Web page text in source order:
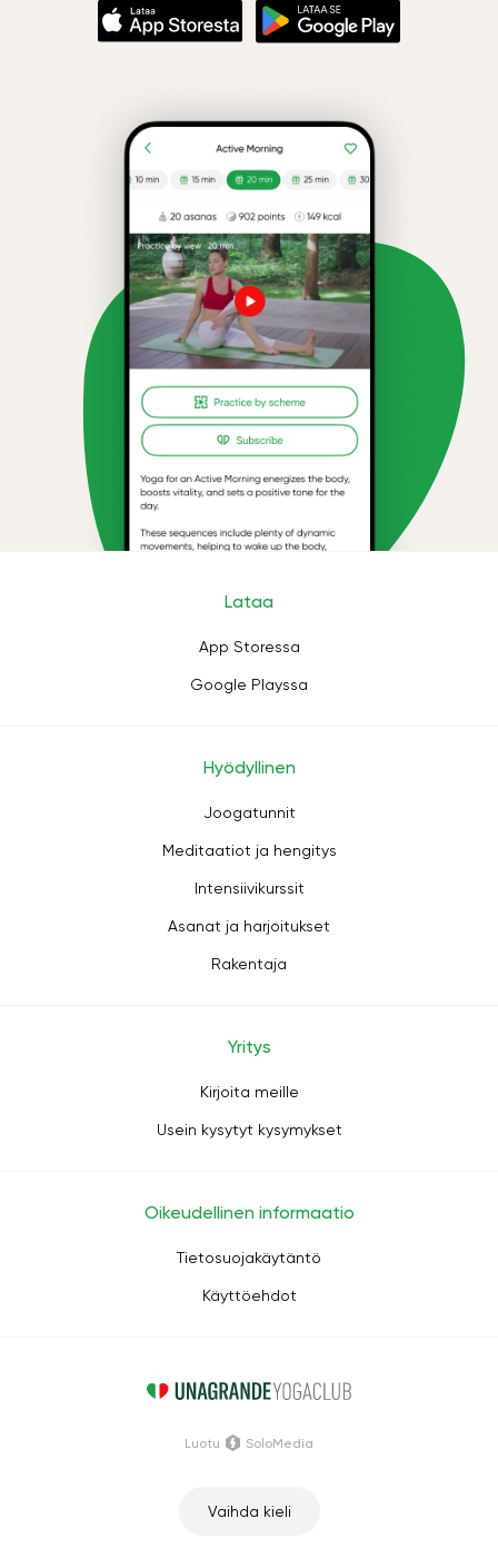
Lataa
App Storessa
Google Playssa
Hyödyllinen
Joogatunnit
Meditaatiot ja hengitys
Intensiivikurssit
Asanat ja harjoitukset
Rakentaja
Yritys
Kirjoita meille
Usein kysytyt kysymykset
Oikeudellinen informaatio
Tietosuojakäytäntö
Käyttöehdot
Vaihda kieli
Luotu SoloMedia